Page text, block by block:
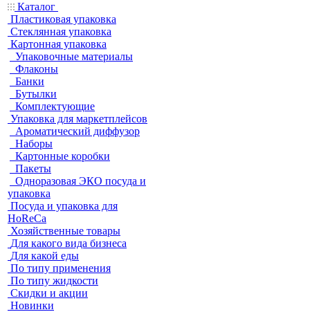
Каталог
Пластиковая упаковка
Стеклянная упаковка
Картонная упаковка
Упаковочные материалы
Флаконы
Банки
Бутылки
Комплектующие
Упаковка для маркетплейсов
Ароматический диффузор
Наборы
Картонные коробки
Пакеты
Одноразовая ЭКО посуда и
упаковка
Посуда и упаковка для
HoReCa
Хозяйственные товары
Для какого вида бизнеса
Для какой еды
По типу применения
По типу жидкости
Скидки и акции
Новинки